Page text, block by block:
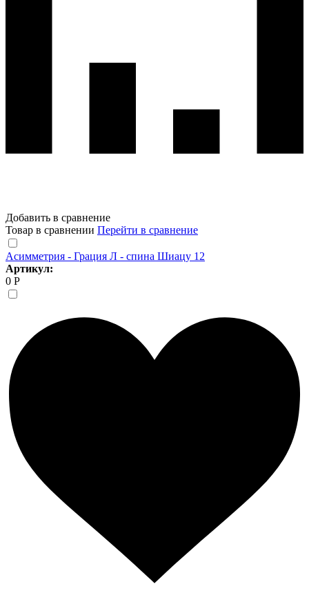
Добавить в сравнение
Товар в сравнении Перейти в сравнение
Асимметрия - Грация Л - спина Шиацу 12
Артикул:
0 Р